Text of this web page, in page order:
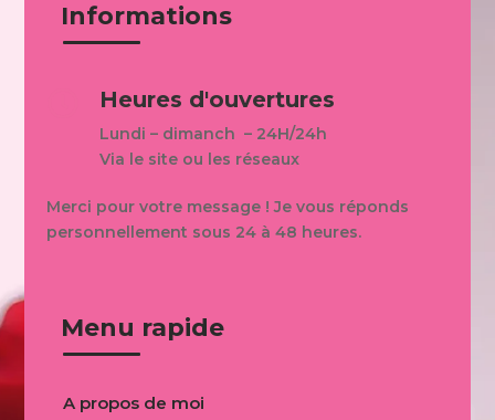
Informations
Heures d'ouvertures
Lundi – dimanch – 24H/24h
Via le site ou les réseaux
Merci pour votre message ! Je vous réponds
personnellement sous 24 à 48 heures.
Menu rapide
A propos de moi